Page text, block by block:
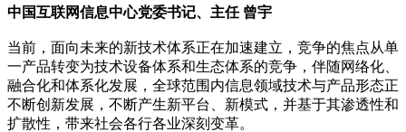
中国互联网信息中心党委书记、主任 曾宇
当前，面向未来的新技术体系正在加速建立，竞争的焦点从单
一产品转变为技术设备体系和生态体系的竞争，伴随网络化、
融合化和体系化发展，全球范围内信息领域技术与产品形态正
不断创新发展，不断产生新平台、新模式，并基于其渗透性和
扩散性，带来社会各行各业深刻变革。